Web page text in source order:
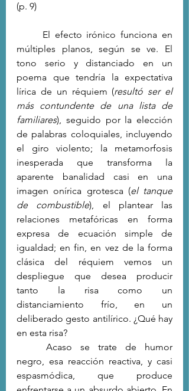
(p. 9)
múltiples planos, según se ve. El
tono serio y distanciado en un
poema que tendría la expectativa
lírica de un réquiem (resultó ser el
más contundente de una lista de
familiares), seguido por la elección
de palabras coloquiales, incluyendo
el giro violento; la metamorfosis
inesperada que transforma la
aparente banalidad casi en una
imagen onírica grotesca (el tanque
de combustible), el plantear las
relaciones metafóricas en forma
expresa de ecuación simple de
igualdad; en fin, en vez de la forma
clásica del réquiem vemos un
despliegue que desea producir
tanto la risa como un
distanciamiento frío, en un
deliberado gesto antilírico. ¿Qué hay
en esta risa?
negro, esa reacción reactiva, y casi
espasmódica, que produce